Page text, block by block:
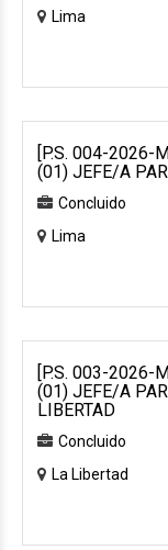
Lima
[P.S. 004-2026-
(01) JEFE/A
Concluido
Lima
[P.S. 003-2026-
(01) JEFE/A
LIBERTAD
Concluido
La Libertad